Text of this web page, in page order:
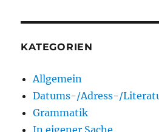
KATEGORIEN
Allgemein
Datums-/Adress-/
Grammatik